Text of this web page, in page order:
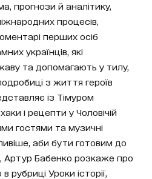
прогнози й аналітику,
процесів,
перших осіб
українців, які
та допомагають у тилу,
з життя героїв
із Тімуром
і рецепти у Чоловічій
гостями та музичні
аби бути готовим до
Артур Бабенко розкаже про
рубриці Уроки історії,